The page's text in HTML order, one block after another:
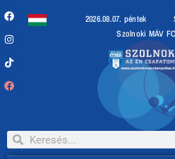
2026.08.07. péntek
Szolnoki MÁV